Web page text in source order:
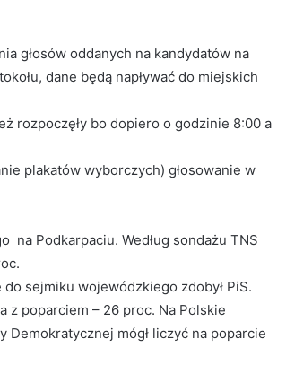
głosów oddanych na kandydatów na
dane będą napływać do miejskich
rozpoczęły bo dopiero o godzinie 8:00 a
plakatów wyborczych) głosowanie w
Podkarpaciu. Według sondażu TNS
sejmiku wojewódzkiego zdobył PiS.
z poparciem – 26 proc. Na Polskie
Demokratycznej mógł liczyć na poparcie